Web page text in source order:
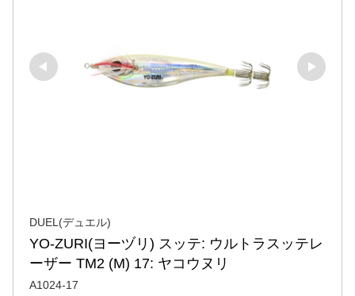
DUEL(デュエル)
YO-ZURI(ヨーヅリ) スッテ: ウルトラスッテレ
ーザー TM2 (M) 17: ヤコウヌリ
A1024-17